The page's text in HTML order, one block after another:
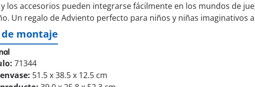
los accesorios pueden integrarse fácilmente en los mundos de
Un regalo de Adviento perfecto para niños y niñas imaginativos
montaje
71344
51.5 x 38.5 x 12.5 cm